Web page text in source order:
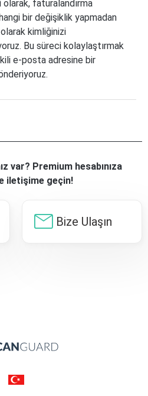
faturalandırma
bir değişiklik yapmadan
kimliğinizi
Bu süreci kolaylaştırmak
e-posta adresine bir
var? Premium hesabınıza
iletişime geçin!
mail Bize Ulaşın